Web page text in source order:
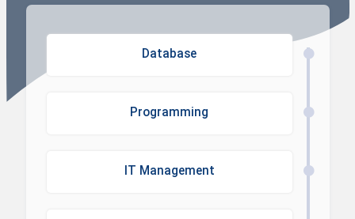
Database
Programming
IT Management